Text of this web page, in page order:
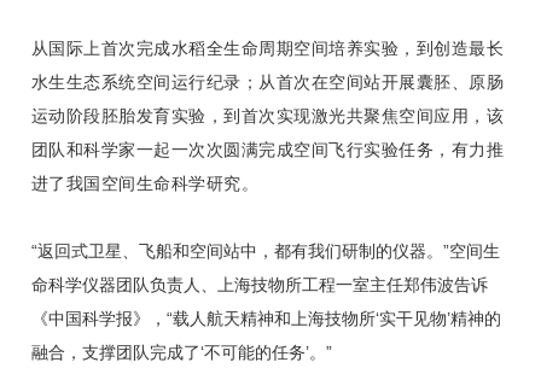
从国际上首次完成水稻全生命周期空间培养实验，到创造最长
水生生态系统空间运行纪录；从首次在空间站开展囊胚、原肠
运动阶段胚胎发育实验，到首次实现激光共聚焦空间应用，该
团队和科学家一起一次次圆满完成空间飞行实验任务，有力推
进了我国空间生命科学研究。
“返回式卫星、飞船和空间站中，都有我们研制的仪器。”空间生
命科学仪器团队负责人、上海技物所工程一室主任郑伟波告诉
《中国科学报》，“载人航天精神和上海技物所‘实干见物’精神的
融合，支撑团队完成了‘不可能的任务’。”